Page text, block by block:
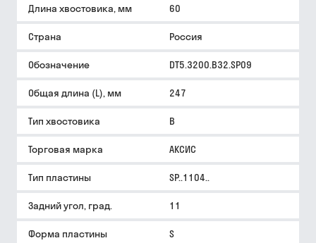
Длина хвостовика, мм 60
Страна Россия
Обозначение DT5.3200.B32.SP09
Общая длина (L), мм 247
Тип хвостовика B
Торговая марка АКСИС
Тип пластины SP..1104..
Задний угол, град. 11
Форма пластины S